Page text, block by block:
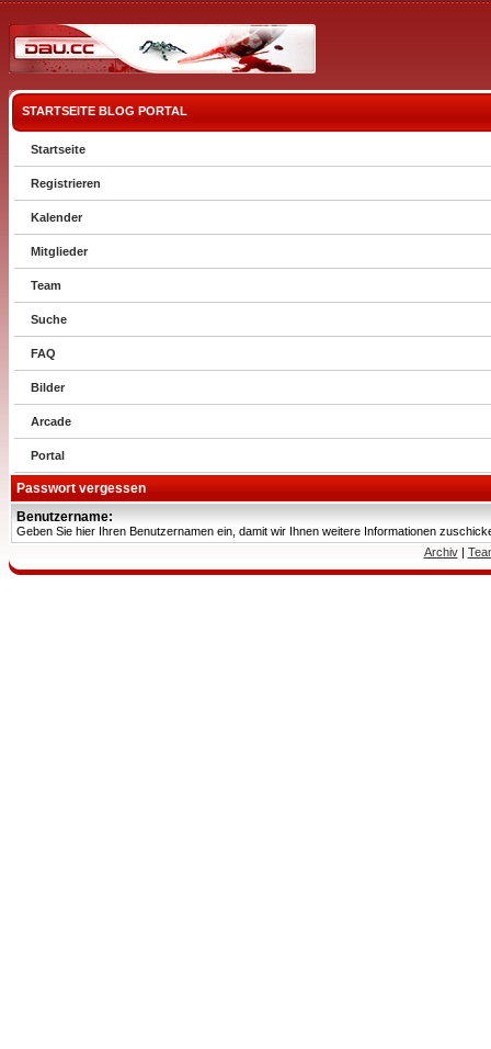
STARTSEITE BLOG PORTAL
Startseite
Registrieren
Kalender
Mitglieder
Team
Suche
FAQ
Bilder
Arcade
Portal
Passwort vergessen
Benutzername:
Geben Sie hier Ihren Benutzernamen ein, damit wir Ihnen weitere Informationen
Archiv|